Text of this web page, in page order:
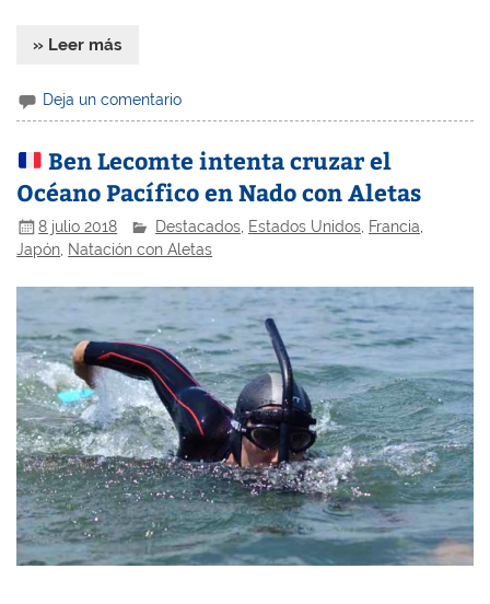
» Leer más
Deja un comentario
Ben Lecomte intenta cruzar el
Océano Pacífico en Nado con Aletas
8 julio 2018 Destacados Estados Unidos Francia
Japón Natación con Aletas